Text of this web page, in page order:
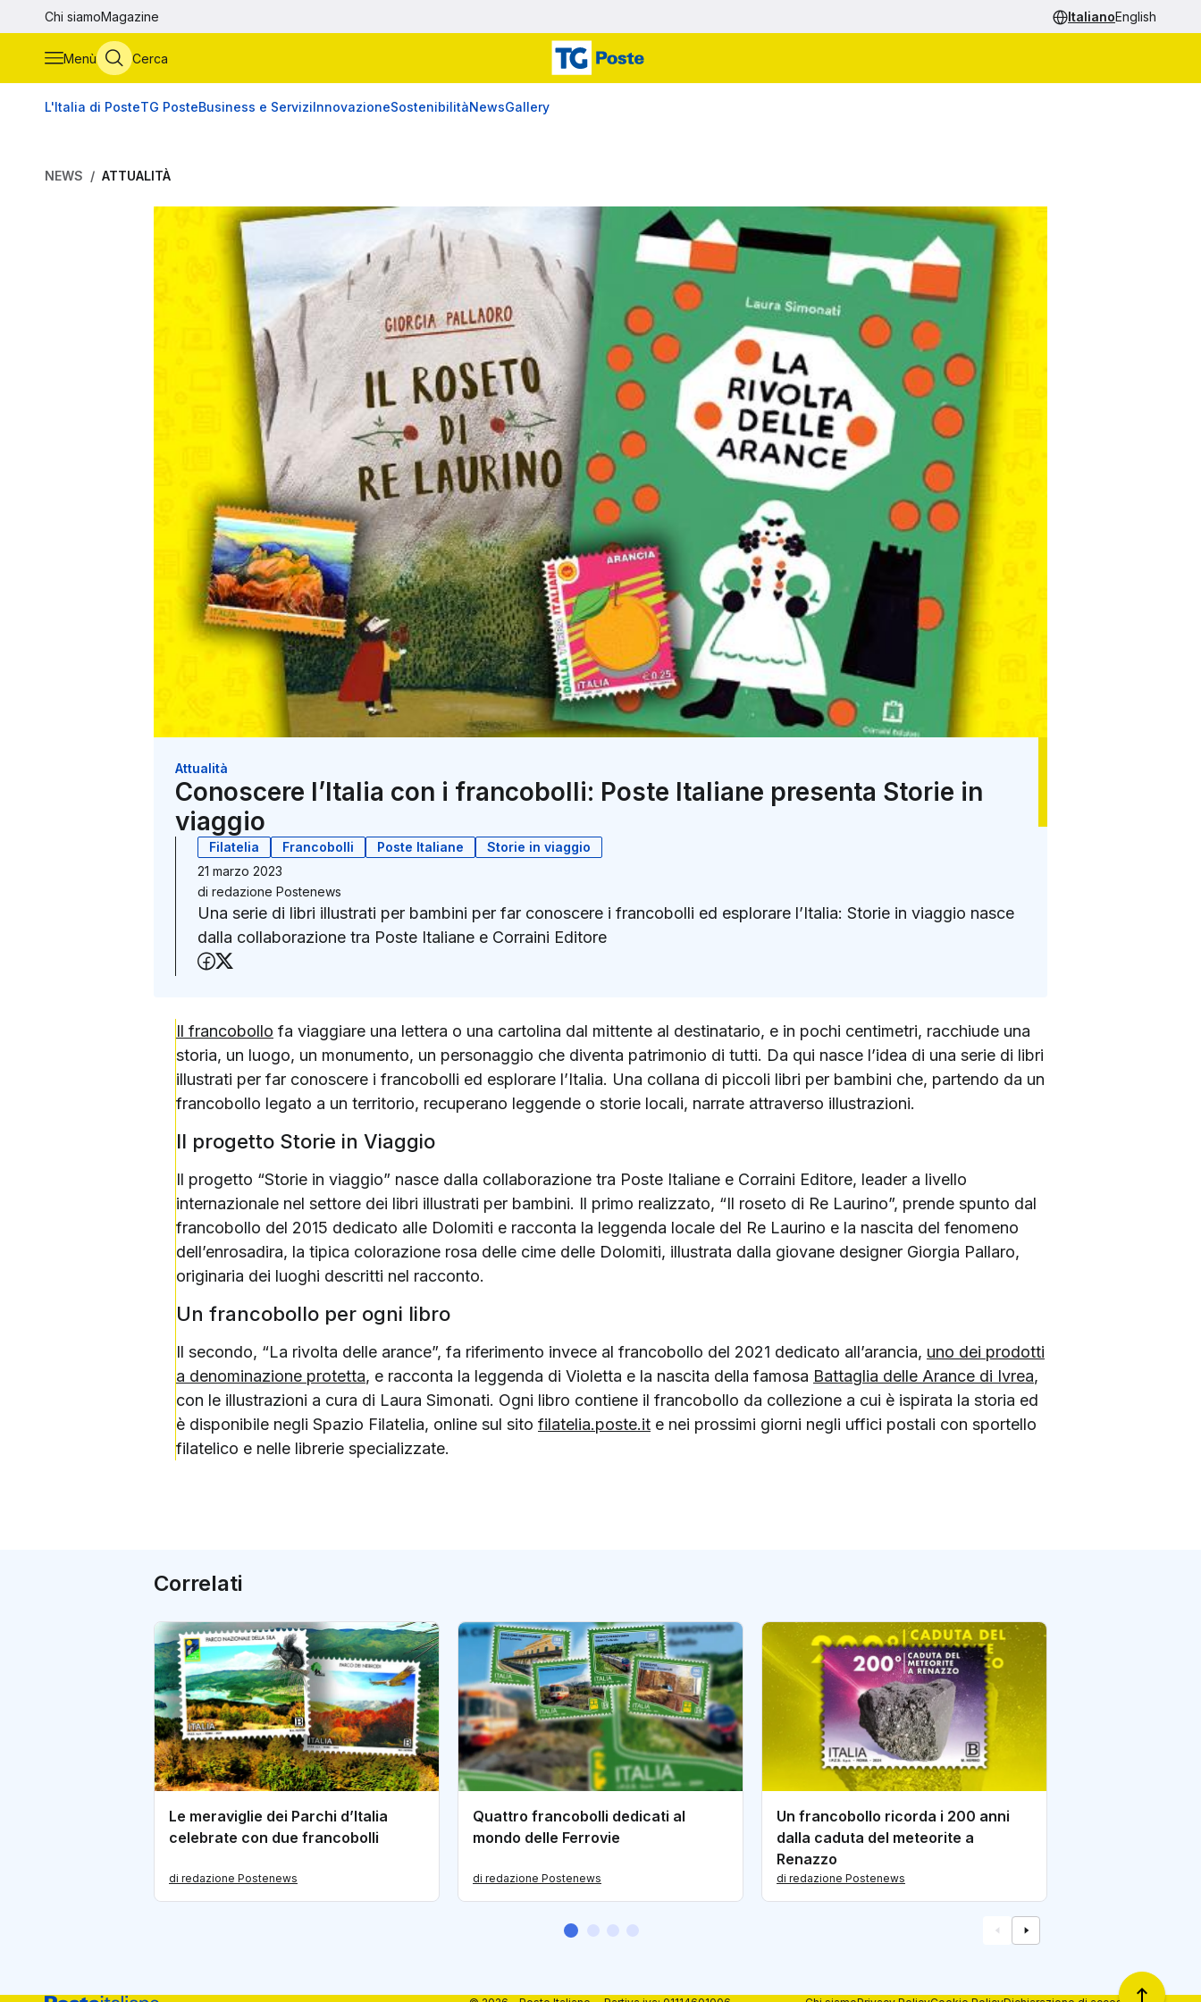
Vai al contenuto principale
Chi siamoMagazine ItalianoEnglish
Menù Cerca
L'Italia di PosteTG PosteBusiness e ServiziInnovazioneSostenibilitàNewsGallery
NEWS ATTUALITÀ
Attualità
Conoscere l’Italia con i francobolli: Poste Italiane presenta Storie in
viaggio
Filatelia Francobolli Poste Italiane
Storie in viaggio
21 marzo 2023
di redazione Postenews
Una serie di libri illustrati per bambini per far conoscere i francobolli ed esplorare l’Italia: Storie in viaggio nasce
dalla collaborazione tra Poste Italiane e Corraini Editore
Condividi su Facebook
Il francobollo fa viaggiare una lettera o una cartolina dal mittente al destinatario, e in pochi centimetri, racchiude una
storia, un luogo, un monumento, un personaggio che diventa patrimonio di tutti. Da qui nasce l’idea di una serie di libri
illustrati per far conoscere i francobolli ed esplorare l’Italia. Una collana di piccoli libri per bambini che, partendo da un
francobollo legato a un territorio, recuperano leggende o storie locali, narrate attraverso illustrazioni.
Il progetto Storie in Viaggio
Il progetto “Storie in viaggio” nasce dalla collaborazione tra Poste Italiane e Corraini Editore, leader a livello
internazionale nel settore dei libri illustrati per bambini. Il primo realizzato, “Il roseto di Re Laurino”, prende spunto dal
francobollo del 2015 dedicato alle Dolomiti e racconta la leggenda locale del Re Laurino e la nascita del fenomeno
dell’enrosadira, la tipica colorazione rosa delle cime delle Dolomiti, illustrata dalla giovane designer Giorgia Pallaro,
originaria dei luoghi descritti nel racconto.
Un francobollo per ogni libro
Il secondo, “La rivolta delle arance”, fa riferimento invece al francobollo del 2021 dedicato all’arancia, uno dei prodotti
a denominazione protetta, e racconta la leggenda di Violetta e la nascita della famosa Battaglia delle Arance di Ivrea,
con le illustrazioni a cura di Laura Simonati. Ogni libro contiene il francobollo da collezione a cui è ispirata la storia ed
è disponibile negli Spazio Filatelia, online sul sito filatelia.poste.it e nei prossimi giorni negli uffici postali con sportello
filatelico e nelle librerie specializzate.
Correlati
Le meraviglie dei Parchi d’Italia
celebrate con due francobolli
di redazione Postenews
Quattro francobolli dedicati al
mondo delle Ferrovie
di redazione Postenews
Un francobollo ricorda i 200 anni
dalla caduta del meteorite a
Renazzo
di redazione Postenews